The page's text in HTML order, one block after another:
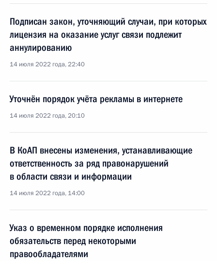
Подписан закон, уточняющий случаи, при которых
лицензия на оказание услуг связи подлежит
аннулированию
14 июля 2022 года, 22:40
Уточнён порядок учёта рекламы в интернете
14 июля 2022 года, 20:10
В КоАП внесены изменения, устанавливающие
ответственность за ряд правонарушений
в области связи и информации
14 июля 2022 года, 14:00
Указ о временном порядке исполнения
обязательств перед некоторыми
правообладателями